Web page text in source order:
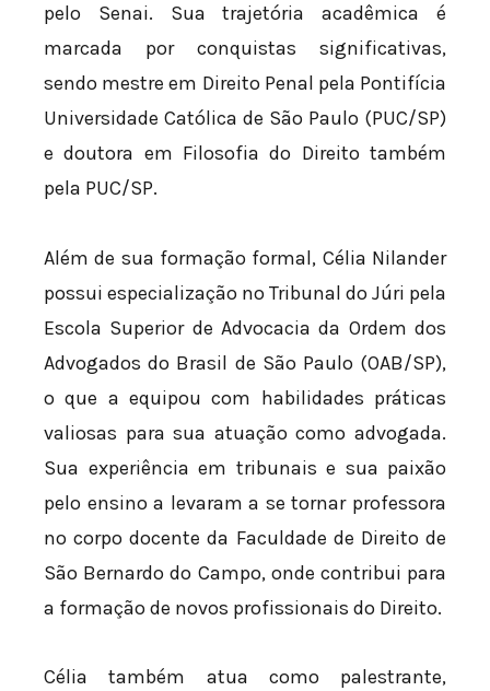
pelo Senai. Sua trajetória acadêmica é
marcada por conquistas significativas,
sendo mestre em Direito Penal pela Pontifícia
Universidade Católica de São Paulo (PUC/SP)
e doutora em Filosofia do Direito também
pela PUC/SP.
Além de sua formação formal, Célia Nilander
possui especialização no Tribunal do Júri pela
Escola Superior de Advocacia da Ordem dos
Advogados do Brasil de São Paulo (OAB/SP),
o que a equipou com habilidades práticas
valiosas para sua atuação como advogada.
Sua experiência em tribunais e sua paixão
pelo ensino a levaram a se tornar professora
no corpo docente da Faculdade de Direito de
São Bernardo do Campo, onde contribui para
a formação de novos profissionais do Direito.
Célia também atua como palestrante,